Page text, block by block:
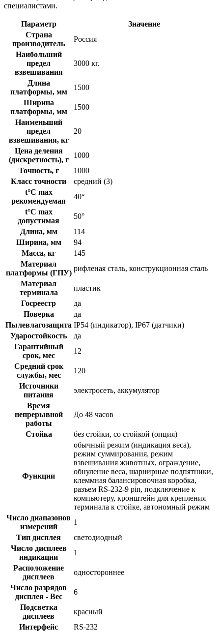
специалистами.
Параметр
Значение
Страна
производитель
Россия
Наибольший
предел
взвешивания
3000 кг.
Длина
платформы, мм
1500
Ширина
платформы, мм
1500
Наименьший
предел
взвешивания, кг
20
Цена деления
(дискретность), г
1000
Точность, г
1000
Класс точности
средний (3)
t°C max
рекомендуемая
40°
t°C max
допустимая
50°
Длина, мм
114
Ширина, мм
94
Масса, кг
145
Материал
платформы (ГПУ)
рифленая сталь, конструкционная сталь
Материал
терминала
пластик
Госреестр
да
Поверка
да
Пылевлагозащита IP54 (индикатор), IP67 (датчики)
Ударостойкость
да
Гарантийный
срок, мес
12
Средний срок
службы, мес
120
Источники
питания
электросеть, аккумулятор
Время
непрерывной
работы
До 48 часов
Стойка без стойки, со стойкой (опция)
Функции
обычный режим (индикация веса),
режим суммирования, режим
взвешивания животных, ограждение,
обнуление веса, шарнирные подпятники,
клеммная балансировочная коробка,
разъем RS-232-9 pin, подключение к
компьютеру, кронштейн для крепления
терминала к стойке, автономный режим
Число диапазонов
измерений
1
Тип дисплея
светодиодный
Число дисплеев
индикации
1
Расположение
дисплеев
одностороннее
Число разрядов
дисплея - Вес
6
Подсветка
дисплеев
красный
Интерфейс
RS-232